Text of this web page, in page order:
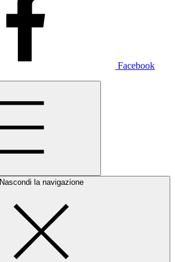
Facebook
Nascondi la navigazione